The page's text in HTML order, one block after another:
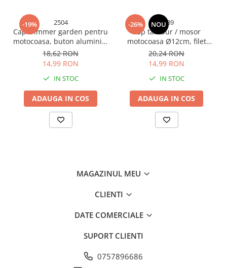
-19% 2504
Cap trimmer garden pentru
motocoasa, buton aluminiu,
AVI-2504
18,62 RON
14,99 RON
IN STOC
ADAUGA IN COS
-26% NOU4789
Cap tambur / mosor
motocoasa Ø12cm, filet
M10*1.25mm, 290gr, AVI-
4789
20,24 RON
14,99 RON
IN STOC
ADAUGA IN COS
MAGAZINUL MEU
CLIENTI
DATE COMERCIALE
SUPORT CLIENTI
0757896686